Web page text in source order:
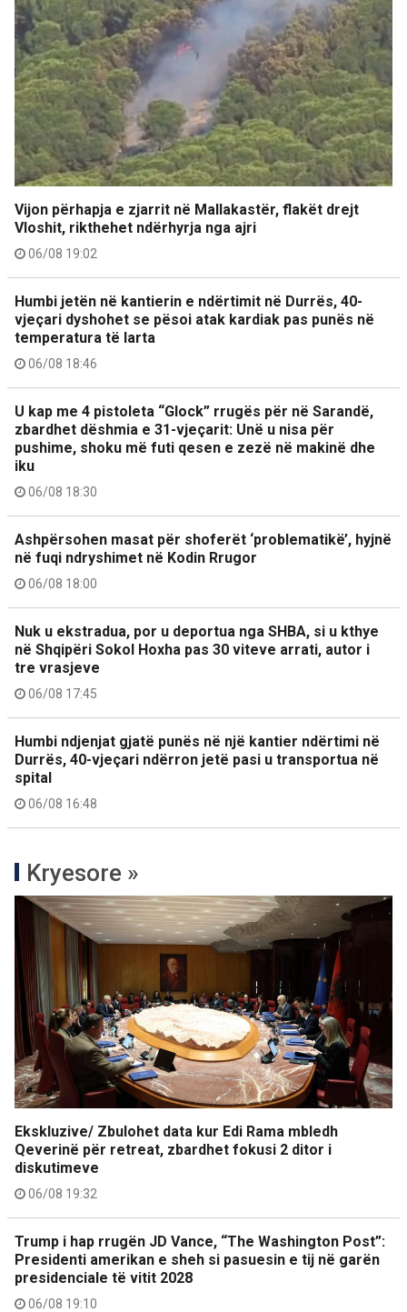
Vijon përhapja e zjarrit në Mallakastër, flakët drejt
Vloshit, rikthehet ndërhyrja nga ajri
06/08 19:02
Humbi jetën në kantierin e ndërtimit në Durrës, 40-
vjeçari dyshohet se pësoi atak kardiak pas punës në
temperatura të larta
06/08 18:46
U kap me 4 pistoleta “Glock” rrugës për në Sarandë,
zbardhet dëshmia e 31-vjeçarit: Unë u nisa për
pushime, shoku më futi qesen e zezë në makinë dhe
iku
06/08 18:30
Ashpërsohen masat për shoferët ‘problematikë’, hyjnë
në fuqi ndryshimet në Kodin Rrugor
06/08 18:00
Nuk u ekstradua, por u deportua nga SHBA, si u kthye
në Shqipëri Sokol Hoxha pas 30 viteve arrati, autor i
tre vrasjeve
06/08 17:45
Humbi ndjenjat gjatë punës në një kantier ndërtimi në
Durrës, 40-vjeçari ndërron jetë pasi u transportua në
spital
06/08 16:48
Kryesore »
Ekskluzive/ Zbulohet data kur Edi Rama mbledh
Qeverinë për retreat, zbardhet fokusi 2 ditor i
diskutimeve
06/08 19:32
Trump i hap rrugën JD Vance, “The Washington Post”:
Presidenti amerikan e sheh si pasuesin e tij në garën
presidenciale të vitit 2028
06/08 19:10